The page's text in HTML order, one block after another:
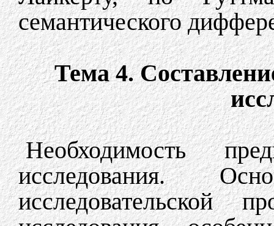
семантического
Тема 4.
Необходимость
исследования.
исследовательской